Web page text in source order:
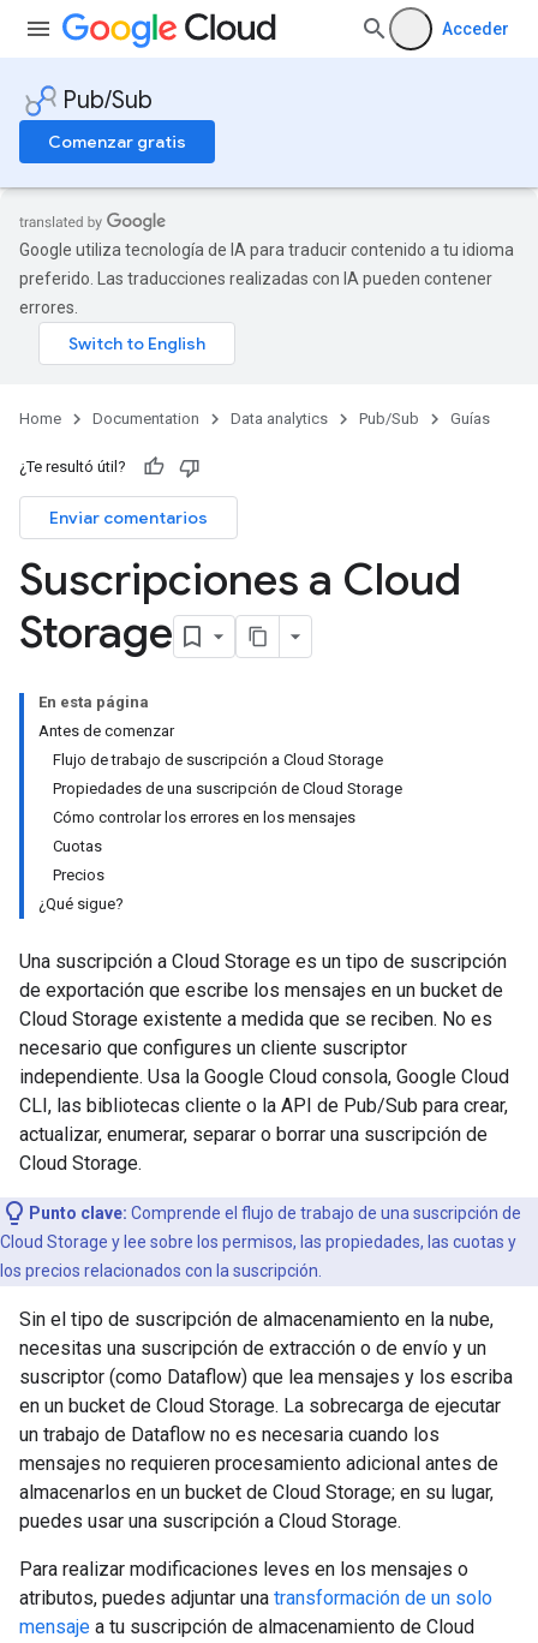
Acceder
Pub/Sub
Comenzar gratis
Google utiliza tecnología de IA para traducir contenido a tu idioma
preferido. Las traducciones realizadas con IA pueden contener
errores.
Home Documentation Data analytics Pub/Sub Guías
¿Te resultó útil?
Enviar comentarios
Suscripciones a Cloud
Storage
En esta página
Antes de comenzar
Flujo de trabajo de suscripción a Cloud Storage
Propiedades de una suscripción de Cloud Storage
Cómo controlar los errores en los mensajes
Cuotas
Precios
¿Qué sigue?
Una suscripción a Cloud Storage es un tipo de suscripción
de exportación que escribe los mensajes en un bucket de
Cloud Storage existente a medida que se reciben. No es
necesario que configures un cliente suscriptor
independiente. Usa la Google Cloud consola, Google Cloud
CLI, las bibliotecas cliente o la API de Pub/Sub para crear,
actualizar, enumerar, separar o borrar una suscripción de
Cloud Storage.
Punto clave: Comprende el flujo de trabajo de una suscripción de
Cloud Storage y lee sobre los permisos, las propiedades, las cuotas y
los precios relacionados con la suscripción.
Sin el tipo de suscripción de almacenamiento en la nube,
necesitas una suscripción de extracción o de envío y un
suscriptor (como Dataflow) que lea mensajes y los escriba
en un bucket de Cloud Storage. La sobrecarga de ejecutar
un trabajo de Dataflow no es necesaria cuando los
mensajes no requieren procesamiento adicional antes de
almacenarlos en un bucket de Cloud Storage; en su lugar,
puedes usar una suscripción a Cloud Storage.
Para realizar modificaciones leves en los mensajes o
atributos, puedes adjuntar una transformación de un solo
mensaje a tu suscripción de almacenamiento de Cloud